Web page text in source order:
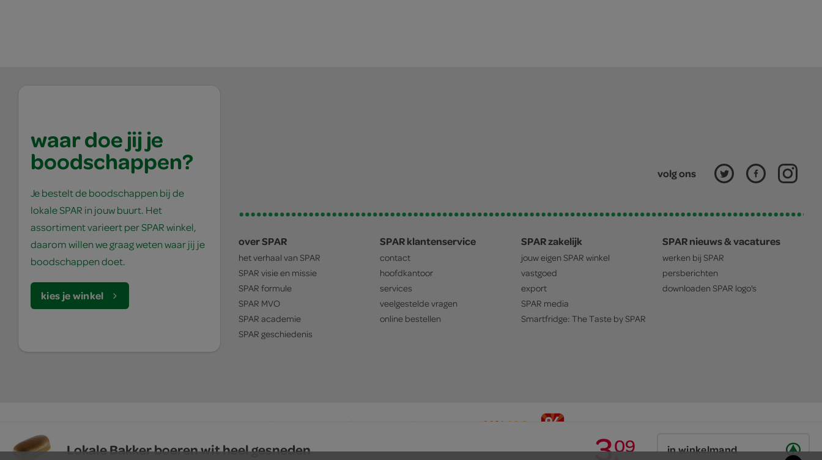
Lokale Bakker boeren wit heel gesneden 3.
09 in winkelmand
waar doe jij je
boodschappen?
Je bestelt de boodschappen bij de
lokale SPAR in jouw buurt. Het
assortiment varieert per SPAR winkel,
daarom willen we graag weten waar jij je
boodschappen doet.
kies je winkel
volg ons
over SPAR
het verhaal van SPAR
SPAR visie en missie
SPAR formule
SPAR MVO
SPAR academie
SPAR geschiedenis
SPAR klantenservice
contact
hoofdkantoor
services
veelgestelde vragen
online bestellen
SPAR zakelijk
jouw eigen SPAR winkel
vastgoed
export
SPAR media
Smartfridge: The Taste bySPAR
SPAR nieuws & vacatures
werken bij SPAR
persberichten
downloaden SPAR logo's